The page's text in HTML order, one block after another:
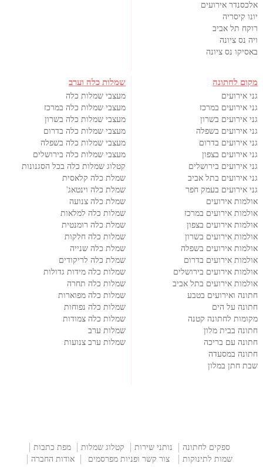
אלכסנדר אירועים
יונו קיסריה
רוקח תל אביב
ויה נס ציונה
באסיקו נס ציונה
מקום לחתונה
גני אירועים
גני אירועים במרכז
גני אירועים בשרון
גני אירועים בשפלה
גני אירועים בדרום
גני אירועים בצפון
גני אירועים בירושלים
גני אירועים בתל אביב
גני אירועים בעמק חפר
אולמות אירועים
אולמות אירועים במרכז
אולמות אירועים בצפון
אולמות אירועים בשרון
אולמות אירועים בשפלה
אולמות אירועים בדרום
אולמות אירועים בירושלים
אולמות אירועים בתל אביב
חתונה ואירועים בטבע
חתונה על הים
מקומות לחתונה קטנה
חתונה בבית מלון
חתונה עם בריכה
חתונה במסעדה
שבת חתן במלון
שמלות כלה וערב
מעצבי שמלות כלה
מעצבי שמלות כלה במרכז
מעצבי שמלות כלה בשרון
מעצבי שמלות כלה בדרום
מעצבי שמלות כלה בשפלה
מעצבי שמלות כלה בירושלים
קטלוג שמלות כלה בכל הסגנונות
שמלת כלה קלאסית
שמלת כלה וינטאג'
שמלת כלה צנועה
שמלות כלה למלאות
שמלת כלה רומנטית
שמלות כלה חלקות
שמלת כלה שנייה
שמלת כלה לריקודים
שמלות כלה מידות גדולות
שמלות כלה תחרה
שמלות כלה מפוארות
שמלות כלה נפוחות
שמלות כלה צמודות
שמלות ערב
שמלות ערב צנועות
ספקים לחתונה נותני שירות קטלוג שמלות
מפת כתבות
שמות לתינוקות
צור קשר ופניות מפרסמים
אודות החברה